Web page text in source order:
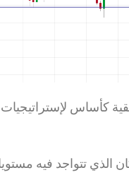
كأساس لإستراتيجيات
الذي تتواجد فيه